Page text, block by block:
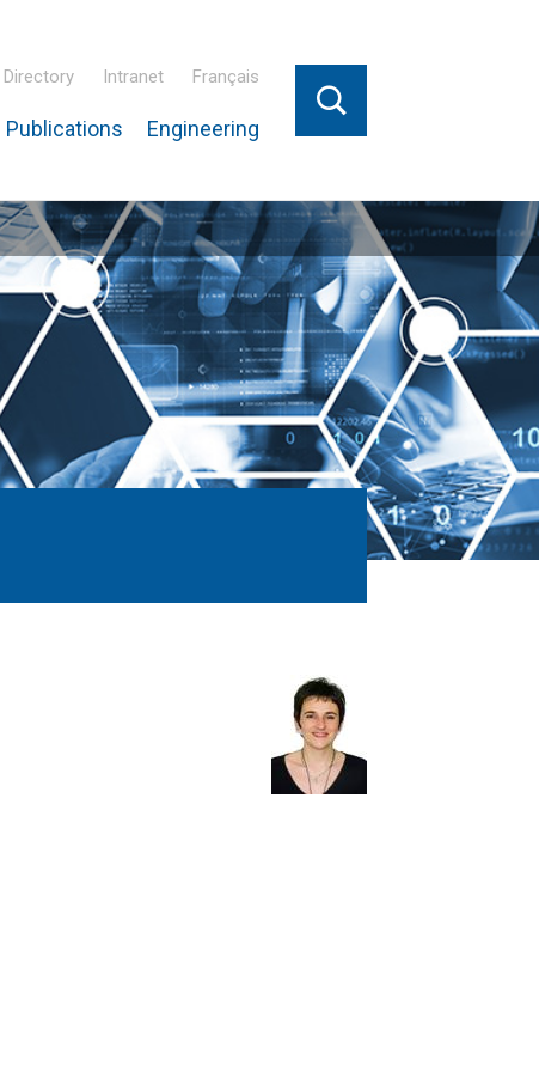
Directory Intranet Français
Publications Engineering